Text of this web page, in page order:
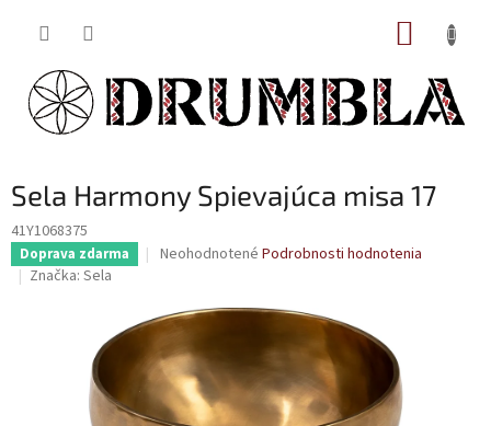
Sela Harmony Spievajúca misa 17
41Y1068375
Doprava zdarma
Priemerné
je
0,0
z
5
hviezdičiek.
Neohodnotené Podrobnosti hodnotenia
Značka: Sela